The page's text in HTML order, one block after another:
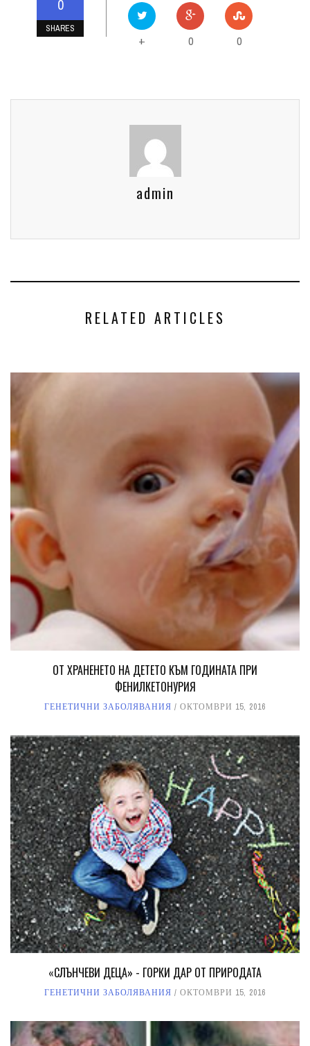
0
SHARES
+ 0 0
admin
RELATED ARTICLES
ОТ ХРАНЕНЕТО НА ДЕТЕТО КЪМ ГОДИНАТА ПРИ
ФЕНИЛКЕТОНУРИЯ
ГЕНЕТИЧНИ ЗАБОЛЯВАНИЯ ОКТОМВРИ 15, 2016
«СЛЪНЧЕВИ ДЕЦА» - ГОРКИ ДАР ОТ ПРИРОДАТА
ГЕНЕТИЧНИ ЗАБОЛЯВАНИЯ ОКТОМВРИ 15, 2016